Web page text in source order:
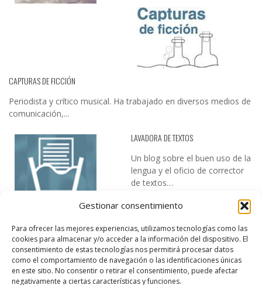
Gestionar consentimiento
Para ofrecer las mejores experiencias, utilizamos tecnologías como las
cookies para almacenar y/o acceder a la información del dispositivo. El
consentimiento de estas tecnologías nos permitirá procesar datos
como el comportamiento de navegación o las identificaciones únicas
en este sitio. No consentir o retirar el consentimiento, puede afectar
negativamente a ciertas características y funciones.
CAPTURAS DE FICCIÓN
Periodista y crítico musical. Ha trabajado en diversos medios de
comunicación,...
LAVADORA DE TEXTOS
Un blog sobre el buen uso de la
lengua y el oficio de corrector
de textos…
DESIREE MARTÍN